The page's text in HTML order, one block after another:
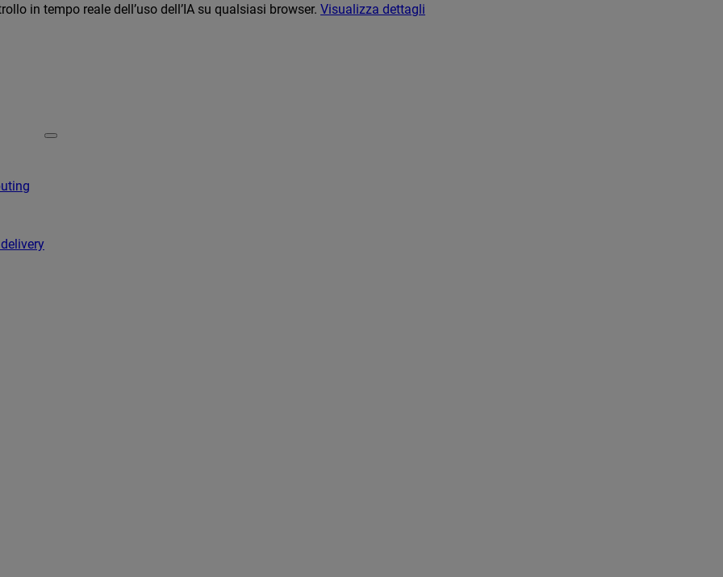
in tempo reale dell’uso dell’IA su qualsiasi browser. Visualizza dettagli